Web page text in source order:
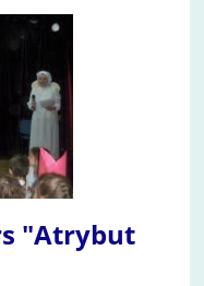
"Atrybut